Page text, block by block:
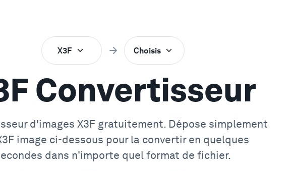
X3F Choisis
Convertisseur
d'images X3F gratuitement. Dépose simplement
image ci-dessous pour la convertir en quelques
dans n'importe quel format de fichier.